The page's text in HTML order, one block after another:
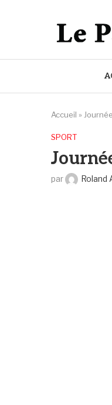
Accueil »
SPORT
par Roland